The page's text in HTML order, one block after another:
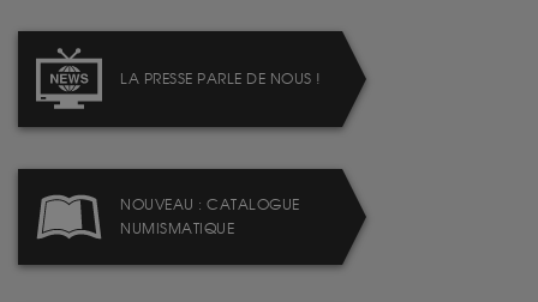
LA PRESSE PARLE DE NOUS !
NOUVEAU : CATALOGUE
NUMISMATIQUE